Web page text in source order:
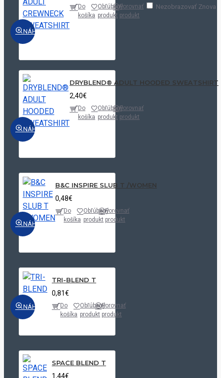
Nezobrazovať Znova
NÁHĽAD
Do
košíka
Obľúbený
produkt
Porovnať
produkt
NÁHĽAD
DRYBLEND® ADULT HOODED SWEATSHIRT
2,40€
Do
košíka
Obľúbený
produkt
Porovnať
produkt
NÁHĽAD
B&C INSPIRE SLUB T /WOMEN
0,48€
Do
košíka
Obľúbený
produkt
Porovnať
produkt
NÁHĽAD
TRI-BLEND T
0,81€
Do
košíka
Obľúbený
produkt
Porovnať
produkt
SPACE BLEND T
1,44€